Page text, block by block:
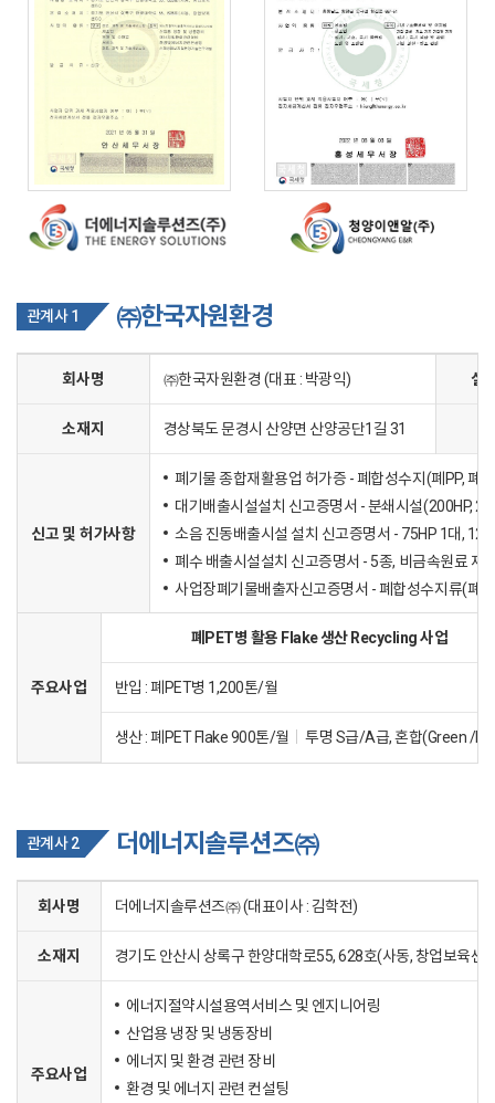
관계사 1 ㈜한국자원환경
회사명 ㈜한국자원환경 (대표 : 박광익) 설
소재지 경상북도 문경시 산양면 산양공단1길 31
신고 및 허가사항
폐기물 종합재활용업 허가증 - 폐합성수지(폐PP, 폐
대기배출시설설치 신고증명서 - 분쇄시설(200HP,
소음 진동배출시설 설치 신고증명서 - 75HP 1대,
폐수 배출시설설치 신고증명서 - 5종, 비금속원료
사업장폐기물배출자신고증명서 - 폐합성수지류(폐
주요사업
폐PET병 활용 Flake 생산 Recycling 사업
반입 : 폐PET병 1,200톤/월
생산 :폐PET Flake 900톤/월 투명 S급/A급, 혼합(Green /
관계사 2 더에너지솔루션즈㈜
회사명 더에너지솔루션즈㈜ (대표이사 : 김학전)
소재지 경기도 안산시 상록구 한양대학로55, 628호(사동, 창업보육센
주요사업
에너지절약시설용역서비스 및 엔지니어링
산업용 냉장 및 냉동장비
에너지 및 환경 관련 장비
환경 및 에너지 관련 컨설팅